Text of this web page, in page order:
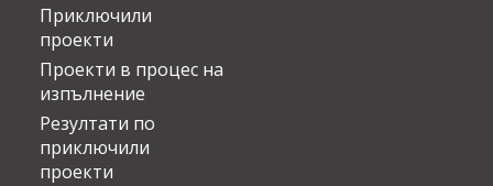
Приключили
проекти
Проекти в процес на
изпълнение
Резултати по
приключили
проекти